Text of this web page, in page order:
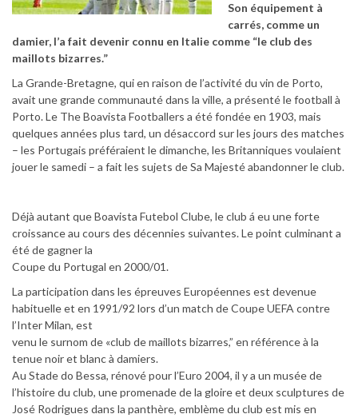
Son équipement à
carrés, comme un
damier, l’a fait devenir connu en Italie comme “le club des
maillots bizarres.”
La Grande-Bretagne, qui en raison de l’activité du vin de Porto,
avait une grande communauté dans la ville, a présenté le football à
Porto. Le The Boavista Footballers a été fondée en 1903, mais
quelques années plus tard, un désaccord sur les jours des matches
– les Portugais préféraient le dimanche, les Britanniques voulaient
jouer le samedi – a fait les sujets de Sa Majesté abandonner le club.
Déjà autant que Boavista Futebol Clube, le club á eu une forte
croissance au cours des décennies suivantes. Le point culminant a
été de gagner la
Coupe du Portugal en 2000/01.
La participation dans les épreuves Européennes est devenue
habituelle et en 1991/92 lors d’un match de Coupe UEFA contre
l’Inter Milan, est
venu le surnom de «club de maillots bizarres,” en référence à la
tenue noir et blanc à damiers.
Au Stade do Bessa, rénové pour l’Euro 2004, il y a un musée de
l’histoire du club, une promenade de la gloire et deux sculptures de
José Rodrigues dans la panthère, emblème du club est mis en